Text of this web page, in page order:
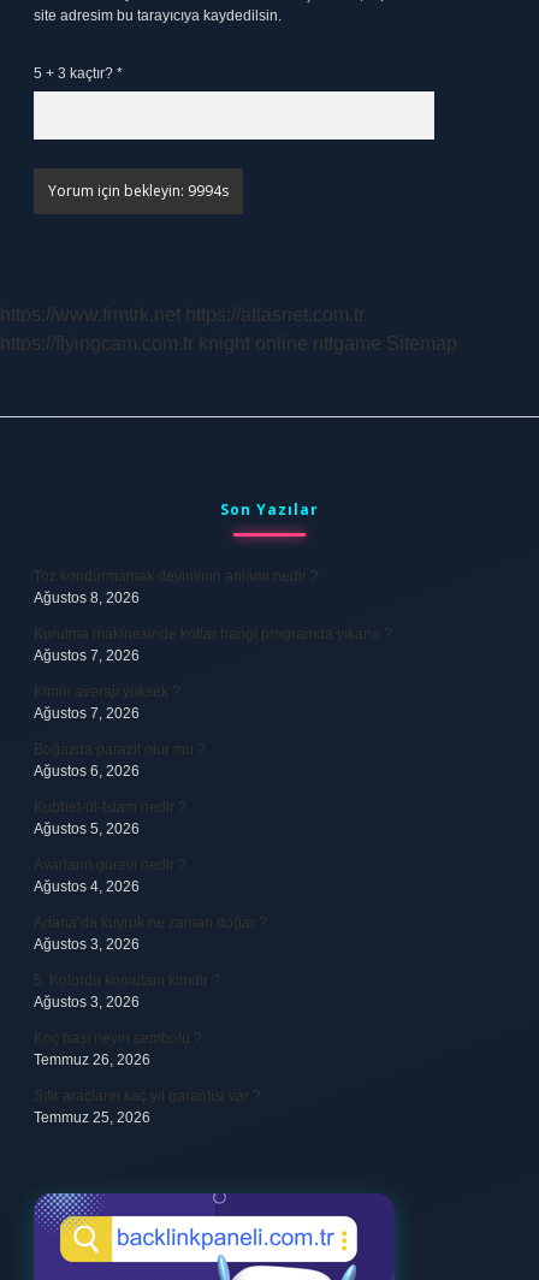
site adresim bu tarayıcıya kaydedilsin.
5 + 3 kaçtır? *
https://www.frmtrk.net https://atlasnet.com.tr
https://flyingcam.com.tr knight online nttgame Sitemap
Son Yazılar
Toz kondurmamak deyiminin anlamı nedir ?
Ağustos 8, 2026
Kurutma makinesinde kotlar hangi programda yıkanır ?
Ağustos 7, 2026
Kimin averajı yüksek ?
Ağustos 7, 2026
Boğazda parazit olur mu ?
Ağustos 6, 2026
Kubbet-ül-İslam nedir ?
Ağustos 5, 2026
Avarların görevi nedir ?
Ağustos 4, 2026
Adana’da kuyruk ne zaman doğar ?
Ağustos 3, 2026
5. Kolordu komutanı kimdir ?
Ağustos 3, 2026
Koç başı neyin sembolü ?
Temmuz 26, 2026
Sıfır araçların kaç yıl garantisi var ?
Temmuz 25, 2026